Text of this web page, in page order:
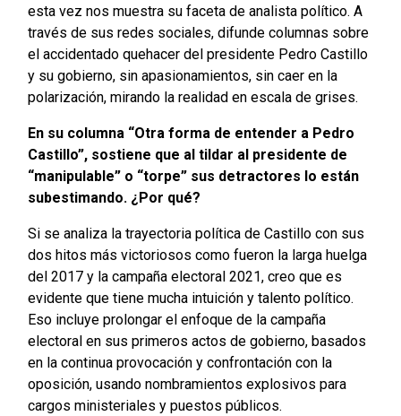
esta vez nos muestra su faceta de analista político. A
través de sus redes sociales, difunde columnas sobre
el accidentado quehacer del presidente Pedro Castillo
y su gobierno, sin apasionamientos, sin caer en la
polarización, mirando la realidad en escala de grises.
En su columna “Otra forma de entender a Pedro
Castillo”, sostiene que al tildar al presidente de
“manipulable” o “torpe” sus detractores lo están
subestimando. ¿Por qué?
Si se analiza la trayectoria política de Castillo con sus
dos hitos más victoriosos como fueron la larga huelga
del 2017 y la campaña electoral 2021, creo que es
evidente que tiene mucha intuición y talento político.
Eso incluye prolongar el enfoque de la campaña
electoral en sus primeros actos de gobierno, basados
en la continua provocación y confrontación con la
oposición, usando nombramientos explosivos para
cargos ministeriales y puestos públicos.